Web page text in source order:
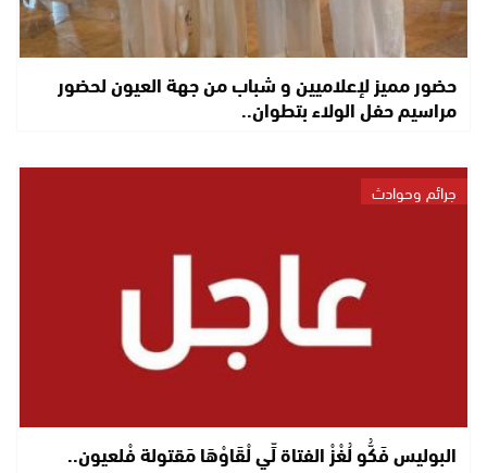
حضور مميز لإعلاميين و شباب من جهة العيون لحضور
مراسيم حفل الولاء بتطوان..
جرائم وحوادث
البوليس فَكُّو لُغْزْ الفتاة لِّي لْقَاوْهَا مَقتولة فْلعيون..